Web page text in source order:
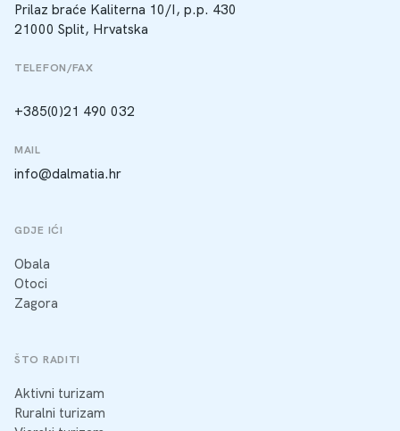
Prilaz braće Kaliterna 10/I, p.p. 430
21000 Split, Hrvatska
TELEFON/FAX
+385(0)21 490 032
MAIL
info@dalmatia.hr
GDJE IĆI
Obala
Otoci
Zagora
ŠTO RADITI
Aktivni turizam
Ruralni turizam